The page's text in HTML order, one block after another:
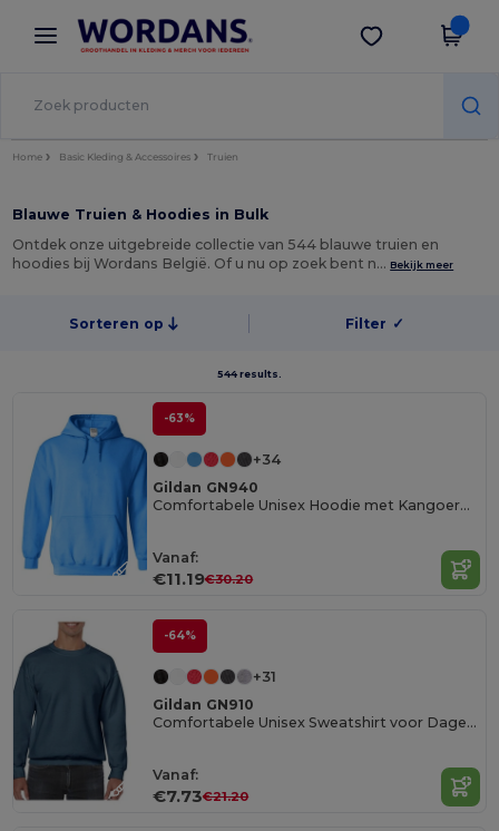
× Wordans-app
Betere prijzen in de app!
Download app
Home Basic Kleding & Accessoires Truien
Blauwe Truien & Hoodies in Bulk
Ontdek onze uitgebreide collectie van 544 blauwe truien en
hoodies bij Wordans België. Of u nu op zoek bent n… Bekijk meer
Sorteren op Filter ✓
544 results.
-63%
+34
Gildan GN940
Comfortabele Unisex Hoodie met Kangoeroezak
Vanaf:
€11.19€30.20
-64%
+31
Gildan GN910
Comfortabele Unisex Sweatshirt voor Dagelijks Gebruik
Vanaf:
€7.73€21.20